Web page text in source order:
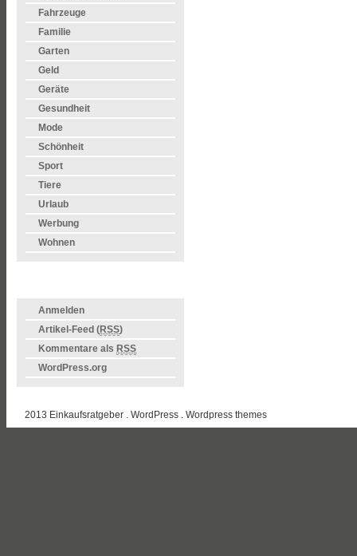
Fahrzeuge
Familie
Garten
Geld
Geräte
Gesundheit
Mode
Schönheit
Sport
Tiere
Urlaub
Werbung
Wohnen
Anmelden
Artikel-Feed (RSS)
Kommentare als RSS
WordPress.org
2013 Einkaufsratgeber . WordPress . Wordpress themes